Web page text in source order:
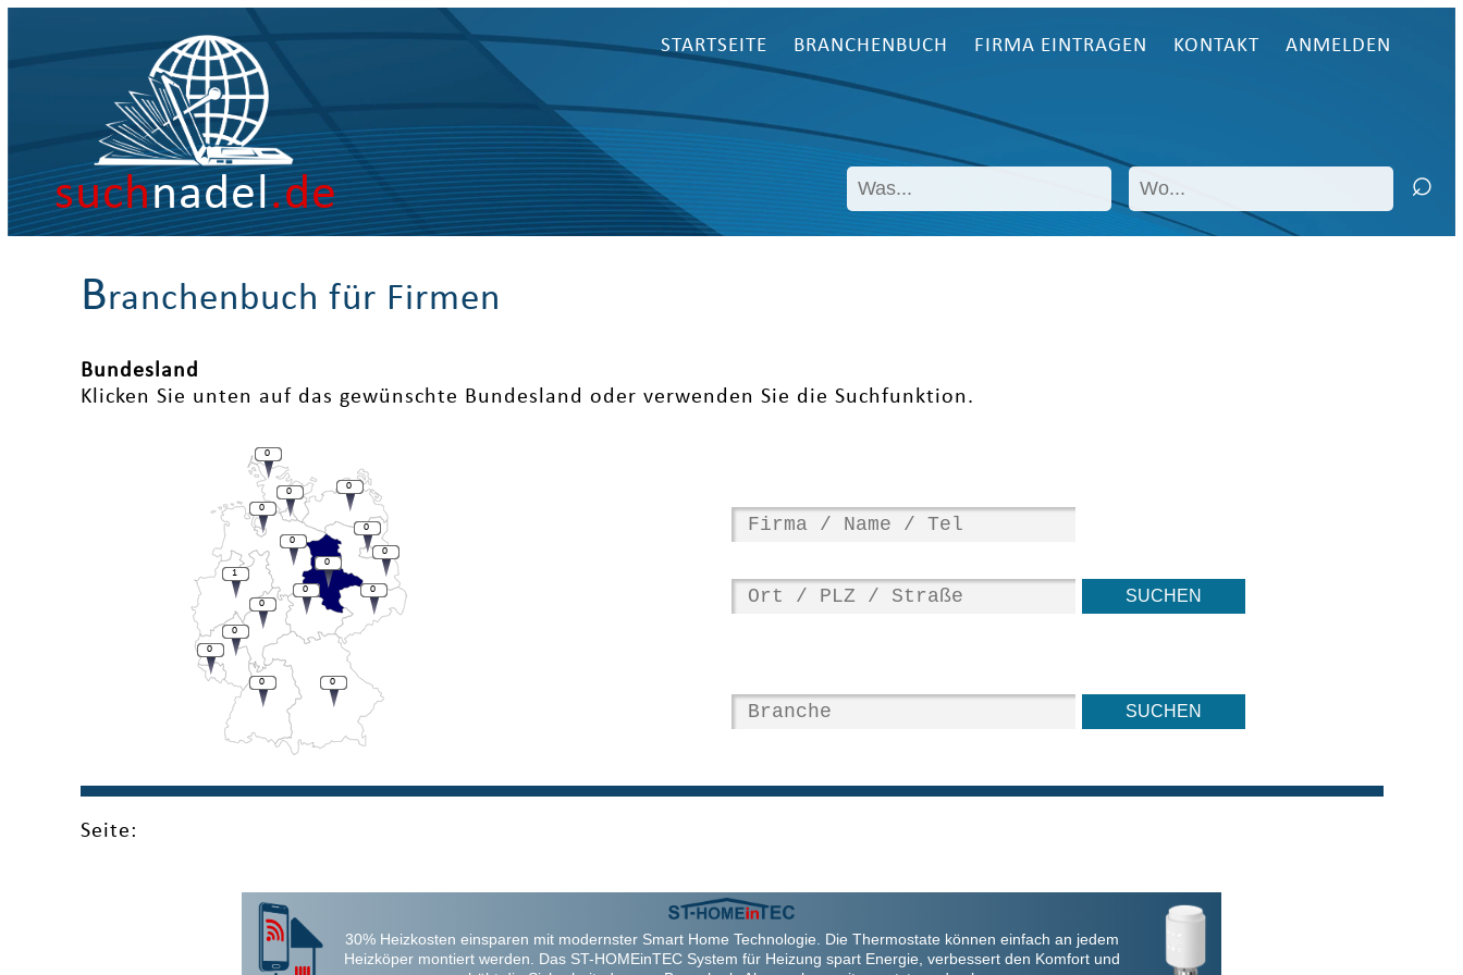
suchnadel.de
STARTSEITE BRANCHENBUCH FIRMA EINTRAGEN KONTAKT ANMELDEN
Branchenbuch für Firmen
Bundesland
Klicken Sie unten auf das gewünschte Bundesland oder verwenden Sie die Suchfunktion.
0
0
1
0
0
0
0
0
0
0
0
0
0
0
0
0
Seite:
30% Heizkosten einsparen mit modernster Smart Home Technologie. Die Thermostate können einfach an jedem
Heizköper montiert werden. Das ST-HOMEinTEC System für Heizung spart Energie, verbessert den Komfort und